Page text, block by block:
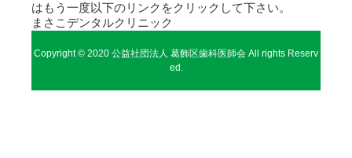
はもう一度以下のリンクをクリックして下さい。
まさこデンタルクリニック
Copyright © 2020 公益社団法人 葛飾区歯科医師会 All rights Reserv
ed.